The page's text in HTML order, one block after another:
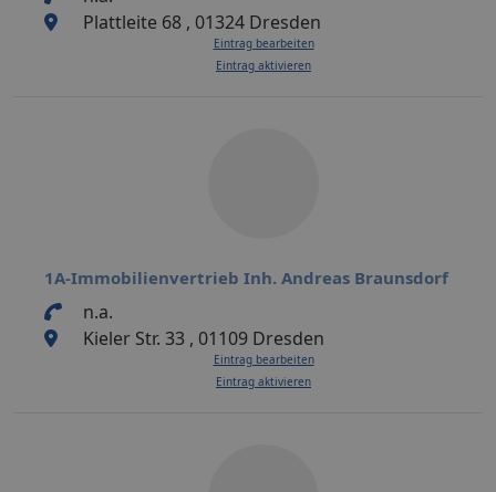
Plattleite 68 , 01324 Dresden
Eintrag bearbeiten
Eintrag aktivieren
1A-Immobilienvertrieb Inh. Andreas Braunsdorf
n.a.
Kieler Str. 33 , 01109 Dresden
Eintrag bearbeiten
Eintrag aktivieren